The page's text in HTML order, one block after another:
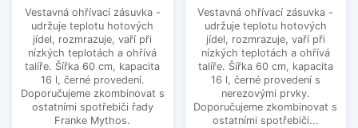
Vestavná ohřívací zásuvka -
udržuje teplotu hotových
jídel, rozmrazuje, vaří při
nízkých teplotách a ohřívá
talíře. Šířka 60 cm, kapacita
16 l, černé provedení.
Doporučujeme zkombinovat s
ostatními spotřebiči řady
Franke Mythos.
Vestavná ohřívací zásuvka -
udržuje teplotu hotových
jídel, rozmrazuje, vaří při
nízkých teplotách a ohřívá
talíře. Šířka 60 cm, kapacita
16 l, černé provedení s
nerezovými prvky.
Doporučujeme zkombinovat s
ostatními spotřebiči...